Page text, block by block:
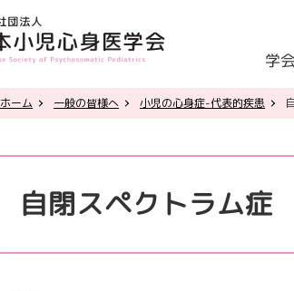
学
ホーム 一般の皆様へ 小児の心身症-代表的疾患
自閉スペクトラム症